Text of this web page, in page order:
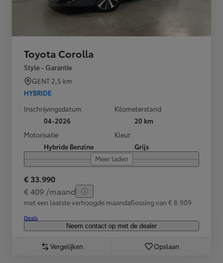
Toyota Corolla
Style - Garantie
GENT 2,5 km
HYBRIDE
Inschrijvingsdatum
04-2026
Kilometerstand
20 km
Motorisatie
Hybride Benzine
Kleur
Grijs
Meer laden
€ 33.990
€ 409 /maand
met een laatste verhoogde maandaflossing van € 8.909
Details
Neem contact op met de dealer
Vergelijken Opslaan